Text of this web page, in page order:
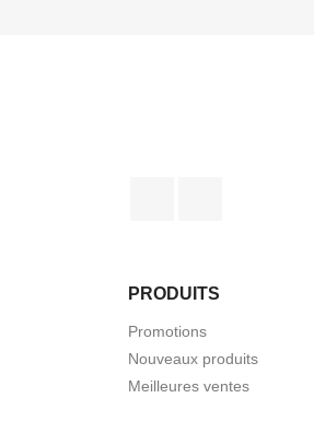
PRODUITS
Promotions
Nouveaux produits
Meilleures ventes